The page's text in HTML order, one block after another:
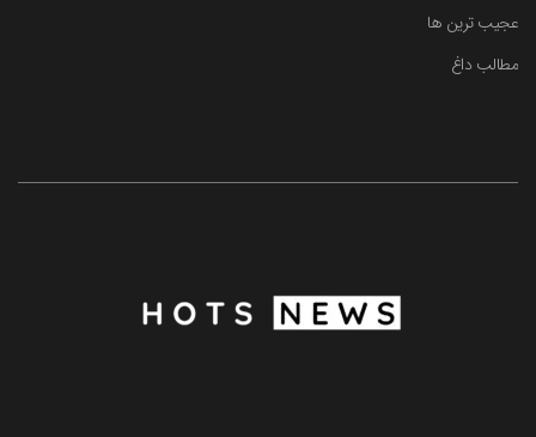
عجیب ترین ها
مطالب داغ